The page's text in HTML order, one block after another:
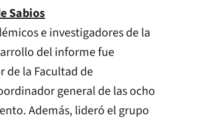
Sabios
e investigadores de la
del informe fue
de la Facultad de
general de las ocho
Además, lideró el grupo